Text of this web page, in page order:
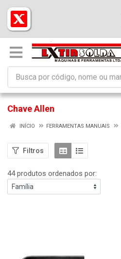
Chave Allen
INÍCIO FERRAMENTAS MANUAIS
Filtros
44 produtos ordenados por: